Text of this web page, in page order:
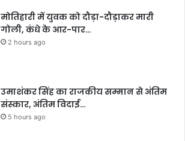
मोतिहारी में युवक को दौड़ा-दौड़ाकर मारी
गोली, कंधे के आर-पार…
2 hours ago
उमाशंकर सिंह का राजकीय सम्मान से अंतिम
संस्कार, अंतिम विदाई…
5 hours ago